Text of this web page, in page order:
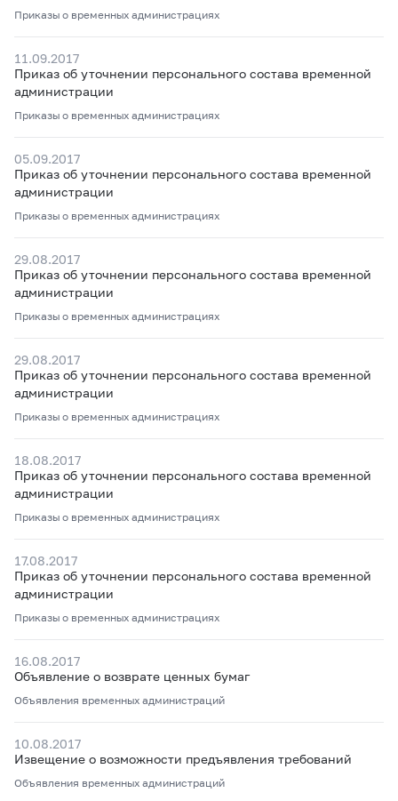
Приказы о временных администрациях
11.09.2017
Приказ об уточнении персонального состава временной
администрации
Приказы о временных администрациях
05.09.2017
Приказ об уточнении персонального состава временной
администрации
Приказы о временных администрациях
29.08.2017
Приказ об уточнении персонального состава временной
администрации
Приказы о временных администрациях
29.08.2017
Приказ об уточнении персонального состава временной
администрации
Приказы о временных администрациях
18.08.2017
Приказ об уточнении персонального состава временной
администрации
Приказы о временных администрациях
17.08.2017
Приказ об уточнении персонального состава временной
администрации
Приказы о временных администрациях
16.08.2017
Объявление о возврате ценных бумаг
Объявления временных администраций
10.08.2017
Извещение о возможности предъявления требований
Объявления временных администраций